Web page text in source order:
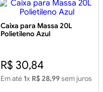
Caixa para Massa 20L
Polietileno Azul
R$ 30,84
Em até 1x R$ 28,99sem juros